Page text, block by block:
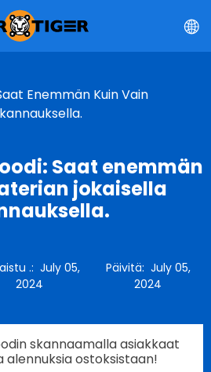
Enemmän Kuin Vain
Saat enemmän
jokaisella
.:July 05,
2024
Päivitä: July 05,
2024
skannaamalla asiakkaat
alennuksia ostoksistaan!